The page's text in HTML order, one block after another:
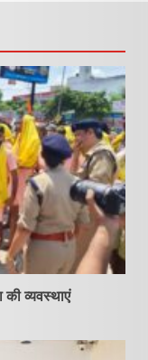
की व्यवस्थाएं